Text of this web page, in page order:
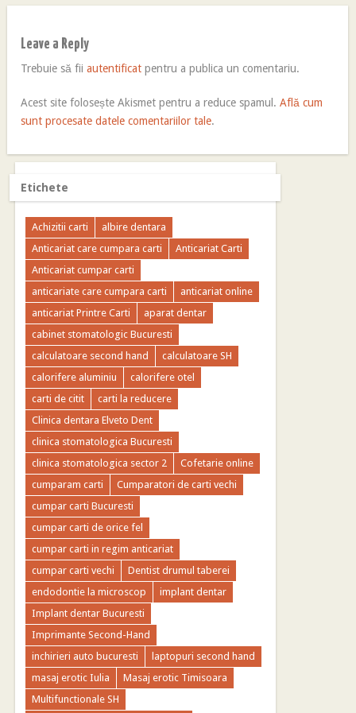
Leave a Reply
Trebuie să fiiautentificat pentru a publica un comentariu.
Acest site folosește Akismet pentru a reduce spamul.Află cum
sunt procesate datele comentariilor tale.
Etichete
Achizitii carti
albire dentara
Anticariat care cumpara carti
Anticariat Carti
Anticariat cumpar carti
anticariate care cumpara carti
anticariat online
anticariat Printre Carti
aparat dentar
cabinet stomatologic Bucuresti
calculatoare second hand
calculatoare SH
calorifere aluminiu
calorifere otel
carti de citit
carti la reducere
Clinica dentara Elveto Dent
clinica stomatologica Bucuresti
clinica stomatologica sector 2
Cofetarie online
cumparam carti
Cumparatori de carti vechi
cumpar carti Bucuresti
cumpar carti de orice fel
cumpar carti in regim anticariat
cumpar carti vechi
Dentist drumul taberei
endodontie la microscop
implant dentar
Implant dentar Bucuresti
Imprimante Second-Hand
inchirieri auto bucuresti
laptopuri second hand
masaj erotic Iulia
Masaj erotic Timisoara
Multifunctionale SH